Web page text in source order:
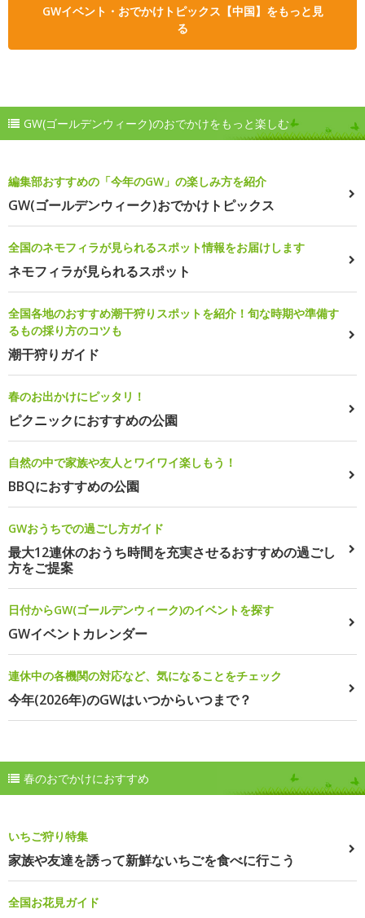
GWイベント・おでかけトピックス【中国】をもっと見
る
GW(ゴールデンウィーク)のおでかけをもっと楽しむ
編集部おすすめの「今年のGW」の楽しみ方を紹介
GW(ゴールデンウィーク)おでかけトピックス
全国のネモフィラが見られるスポット情報をお届けします
ネモフィラが見られるスポット
全国各地のおすすめ潮干狩りスポットを紹介！旬な時期や準備す
るもの採り方のコツも
潮干狩りガイド
春のお出かけにピッタリ！
ピクニックにおすすめの公園
自然の中で家族や友人とワイワイ楽しもう！
BBQにおすすめの公園
GWおうちでの過ごし方ガイド
最大12連休のおうち時間を充実させるおすすめの過ごし
方をご提案
日付からGW(ゴールデンウィーク)のイベントを探す
GWイベントカレンダー
連休中の各機関の対応など、気になることをチェック
今年(2026年)のGWはいつからいつまで？
春のおでかけにおすすめ
いちご狩り特集
家族や友達を誘って新鮮ないちごを食べに行こう
全国お花見ガイド